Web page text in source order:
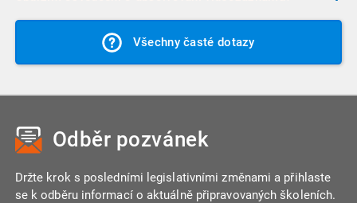
videozáznam je neoprávněně sdílen s více uživateli a přístup
k videu je automatizovaně zneplatněn. Vždy nás můžete
samozřejmě kontaktovat a situaci spolu prověříme.
Ano, u každého videozáznamu najdete ke stažení osvědčení
o jeho absolvování, které si můžete uložit do počítače nebo
vytisknout.
Všechny časté dotazy
Odběr pozvánek
Držte krok s posledními legislativními změnami a přihlaste
se k odběru informací o aktuálně připravovaných školeních.